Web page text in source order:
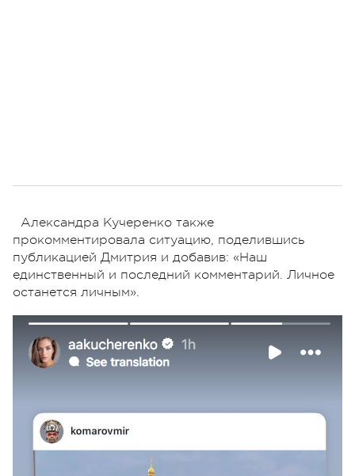
Александра Кучеренко также
прокомментировала ситуацию, поделившись
публикацией Дмитрия и добавив: «Наш
единственный и последний комментарий. Личное
останется личным».